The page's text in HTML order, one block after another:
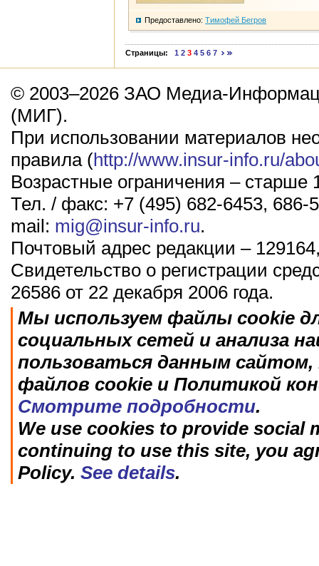
Предоставлено: Тимофей Бегров
Страницы: 1 2 3 4 5 6 7
© 2003–2026 ЗАО Медиа-
(МИГ).
При использовании материалов
правила (http://www.insur-info.ru/
Возрастные ограничения – старше
Тел. / факс: +7 (495) 682-6453, 686-
mail: mig@insur-info.ru.
Почтовый адрес редакции –
Свидетельство о регистрации
26586 от 22 декабря 2006 года.
Мы используем файлы cookie
социальных сетей и анализа
пользоваться данным
файлов cookie и Политикой
Смотрите подробности.
We use cookies to provide social
continuing to use this site, you
Policy. See details.